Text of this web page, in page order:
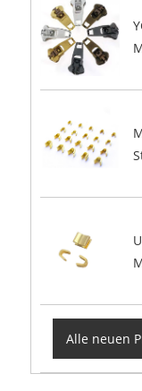
Alle neuen